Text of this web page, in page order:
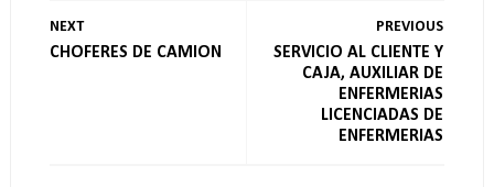
NEXT
CHOFERES DE CAMION
PREVIOUS
SERVICIO AL CLIENTE Y
CAJA, AUXILIAR DE
ENFERMERIAS
LICENCIADAS DE
ENFERMERIAS